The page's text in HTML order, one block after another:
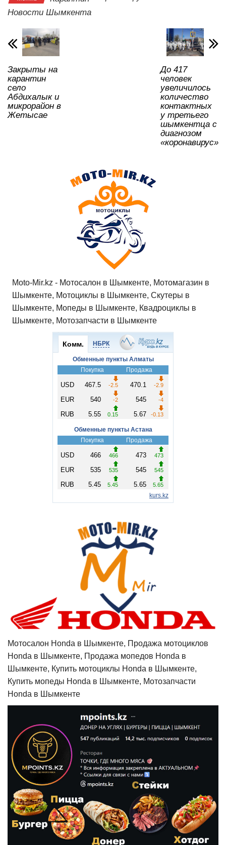
A
p
p
b
o
o
k
и
ть
Новости Шымкента
Закрыты на
карантин
село
Абдихалык и
микрорайон в
Жетысае
До 417
человек
увеличилось
количество
контактных
у третьего
шымкентца с
диагнозом
«коронавирус»
Moto-Mir.kz - Мотосалон в Шымкенте, Мотомагазин в
Шымкенте, Мотоциклы в Шымкенте, Скутеры в
Шымкенте, Мопеды в Шымкенте, Квадроциклы в
Шымкенте, Мотозапчасти в Шымкенте
Мотосалон Honda в Шымкенте, Продажа мотоциклов
Honda в Шымкенте, Продажа мопедов Honda в
Шымкенте, Купить мотоциклы Honda в Шымкенте,
Купить мопеды Honda в Шымкенте, Мотозапчасти
Honda в Шымкенте